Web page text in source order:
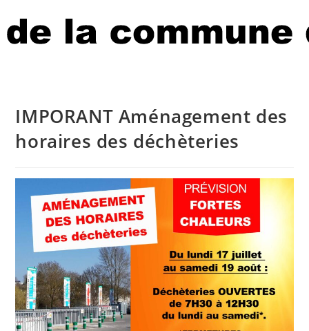
IMPORANT Aménagement des
horaires des déchèteries